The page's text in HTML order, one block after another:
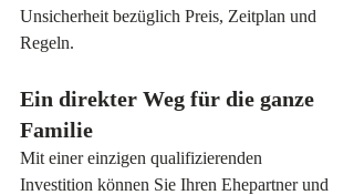
Unsicherheit bezüglich Preis, Zeitplan und
Regeln.
Ein direkter Weg für die ganze
Familie
Mit einer einzigen qualifizierenden
Investition können Sie Ihren Ehepartner und